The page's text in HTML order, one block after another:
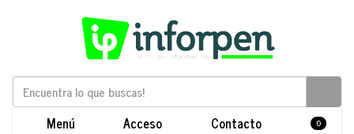
Menú Acceso Contacto 0